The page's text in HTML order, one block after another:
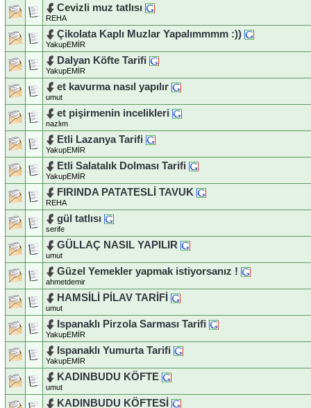
Cevizli muz tatlısı
REHA
Çikolata Kaplı Muzlar Yapalımmmm :))
YakupEMİR
Dalyan Köfte Tarifi
YakupEMİR
et kavurma nasıl yapılır
umut
et pişirmenin incelikleri
nazlım
Etli Lazanya Tarifi
YakupEMİR
Etli Salatalık Dolması Tarifi
YakupEMİR
FIRINDA PATATESLİ TAVUK
REHA
gül tatlısı
serife
GÜLLAÇ NASIL YAPILIR
umut
Güzel Yemekler yapmak istiyorsanız !
ahmetdemir
HAMSİLİ PİLAV TARİFİ
umut
Ispanaklı Pirzola Sarması Tarifi
YakupEMİR
Ispanaklı Yumurta Tarifi
YakupEMİR
KADINBUDU KÖFTE
umut
KADINBUDU KÖFTESİ